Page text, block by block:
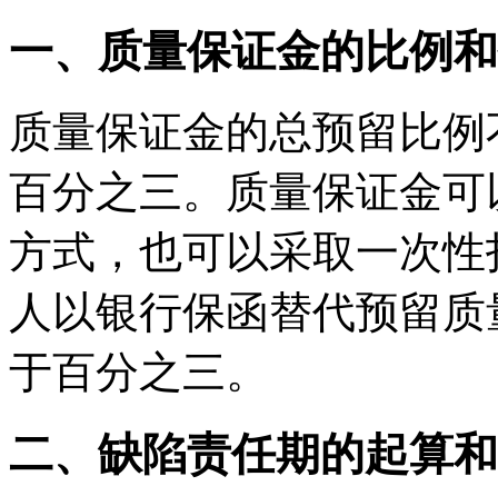
一、质量保证金的比例
质量保证金的总预留比
百分之三。质量保证金
方式，也可以采取一次
人以银行保函替代预留
于百分之三。
二、缺陷责任期的起算